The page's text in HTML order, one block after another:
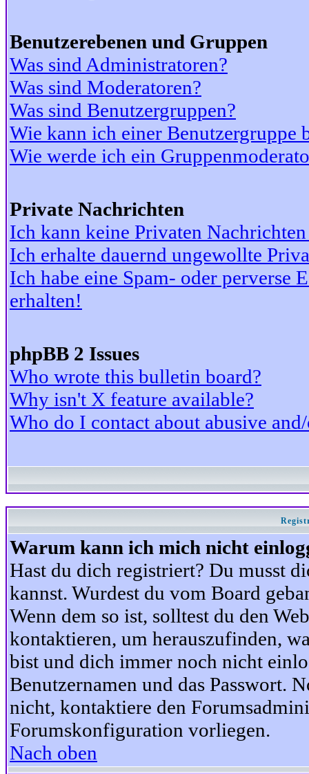
Benutzerebenen und Gruppen
Was sind Administratoren?
Was sind Moderatoren?
Was sind Benutzergruppen?
Wie kann ich einer Benutzergruppe
Wie werde ich ein
Private Nachrichten
Ich kann keine Privaten
Ich erhalte dauernd ungewollte
Ich habe eine Spam- oder perverse
erhalten!
phpBB 2 Issues
Who wrote this bulletin board?
Why isn't X feature available?
Who do I contact about abusive
Warum kann ich mich nicht
Hast du dich registriert? Du musst
kannst. Wurdest du vom Board
Wenn dem so ist, solltest du den
kontaktieren, um herauszufinden,
bist und dich immer noch nicht
Benutzernamen und das Passwort.
nicht, kontaktiere den
Forumskonfiguration vorliegen.
Nach oben